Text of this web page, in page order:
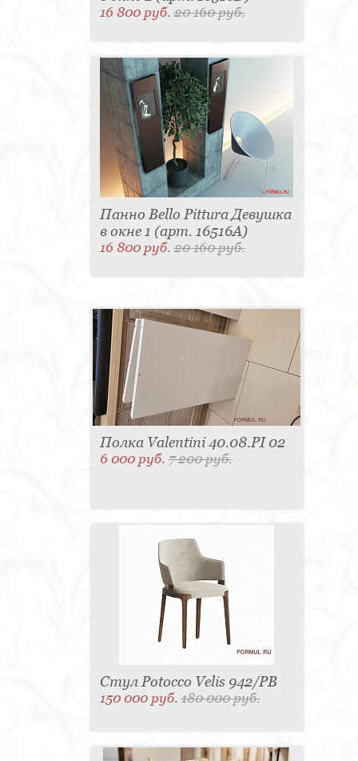
16 800 руб.20 160 руб.
Панно Bello Pittura Девушка
в окне 1 (арт. 16516A)
16 800 руб.20 160 руб.
Полка Valentini 40.08.PI 02
6 000 руб.7 200 руб.
Стул Potocco Velis 942/PB
150 000 руб.180 000 руб.